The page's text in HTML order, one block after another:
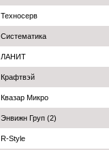
Техносерв
Систематика
ЛАНИТ
Крафтвэй
Квазар Микро
Энвижн Груп (2)
R-Style